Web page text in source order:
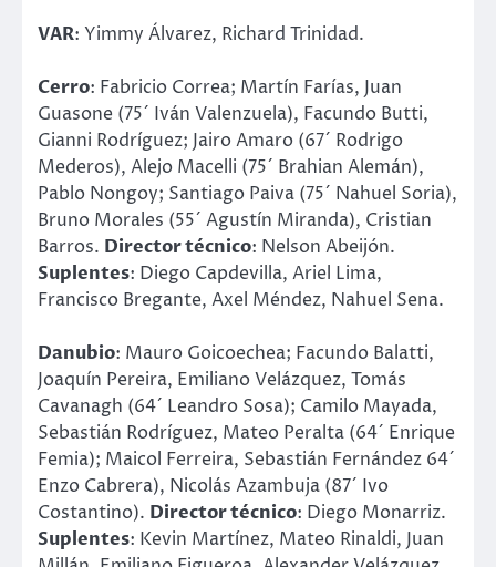
VAR: Yimmy Álvarez, Richard Trinidad.
Cerro: Fabricio Correa; Martín Farías, Juan
Guasone (75´ Iván Valenzuela), Facundo Butti,
Gianni Rodríguez; Jairo Amaro (67´ Rodrigo
Mederos), Alejo Macelli (75´ Brahian Alemán),
Pablo Nongoy; Santiago Paiva (75´ Nahuel Soria),
Bruno Morales (55´ Agustín Miranda), Cristian
Barros. Director técnico: Nelson Abeijón.
Suplentes: Diego Capdevilla, Ariel Lima,
Francisco Bregante, Axel Méndez, Nahuel Sena.
Danubio: Mauro Goicoechea; Facundo Balatti,
Joaquín Pereira, Emiliano Velázquez, Tomás
Cavanagh (64´ Leandro Sosa); Camilo Mayada,
Sebastián Rodríguez, Mateo Peralta (64´ Enrique
Femia); Maicol Ferreira, Sebastián Fernández 64´
Enzo Cabrera), Nicolás Azambuja (87´ Ivo
Costantino). Director técnico: Diego Monarriz.
Suplentes: Kevin Martínez, Mateo Rinaldi, Juan